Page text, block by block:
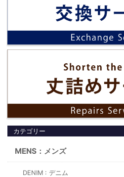
カテゴリー
MENS：メンズ
DENIM : デニム